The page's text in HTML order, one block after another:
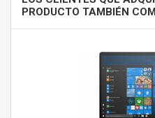
PRODUCTO TAMBIÉN